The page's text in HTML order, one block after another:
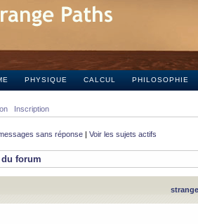
PHYSIQUE CALCUL PHILOSOPHIE
Inscription
sans réponse | Voir les sujets actifs
du forum